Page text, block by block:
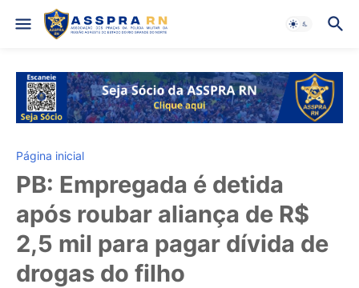
Página inicial
PB: Empregada é detida
após roubar aliança de R$
2,5 mil para pagar dívida de
drogas do filho